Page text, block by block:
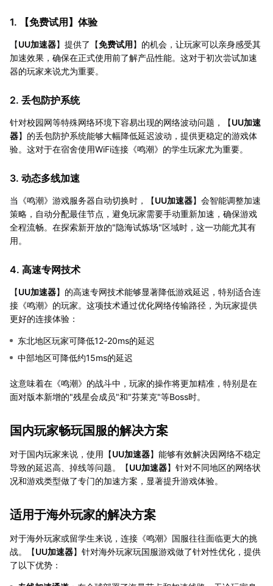
1. 【免费试用】体验
【UU加速器】提供了【免费试用】的机会，让玩家可以亲身感受其
加速效果，确保在正式使用前了解产品性能。这对于初次尝试加速
器的玩家来说尤为重要。
2. 丢包防护系统
针对校园网等特殊网络环境下容易出现的网络波动问题，【UU加速
器】的丢包防护系统能够大幅降低延迟波动，提供更稳定的游戏体
验。这对于在宿舍使用WiFi连接《鸣潮》的学生玩家尤为重要。
3. 动态多线加速
当《鸣潮》游戏服务器自动切换时，【UU加速器】会智能调整加速
策略，自动分配最佳节点，避免玩家需要手动重新加速，确保游戏
全程流畅。在探索新开放的"隐海试炼场"区域时，这一功能尤其有
用。
4. 高速专网技术
【UU加速器】的高速专网技术能够显著降低游戏延迟，特别适合连
接《鸣潮》的玩家。这项技术通过优化网络传输路径，为玩家提供
更好的连接体验：
东北地区玩家可降低12-20ms的延迟
中部地区可降低约15ms的延迟
这意味着在《鸣潮》的战斗中，玩家的操作将更加精准，特别是在
面对版本新增的"残星会成员"和"芬莱克"等Boss时。
国内玩家畅玩国服的解决方案
对于国内玩家来说，使用【UU加速器】能够有效解决因网络不稳定
导致的延迟高、掉线等问题。【UU加速器】针对不同地区的网络状
况和游戏类型做了专门的加速方案，显著提升游戏体验。
适用于海外玩家的解决方案
对于海外玩家或留学生来说，连接《鸣潮》国服往往面临更大的挑
战。【UU加速器】针对海外玩家玩国服游戏做了针对性优化，提供
了以下优势：